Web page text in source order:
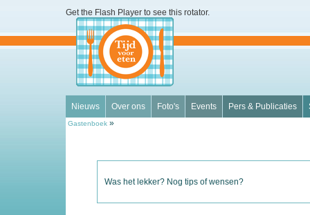
Get the Flash Player to see this rotator.
Nieuws Over ons Foto's Events Pers & Publicaties
Gastenboek »
Was het lekker? Nog tips of wensen?